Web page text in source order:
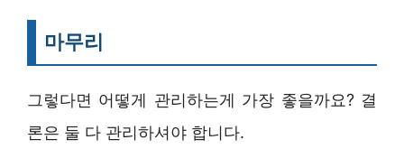
마무리
그렇다면 어떻게 관리하는게 가장 좋을까요? 결
론은 둘 다 관리하셔야 합니다.